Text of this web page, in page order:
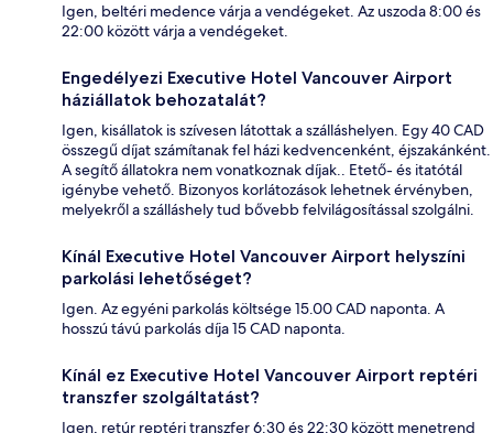
Igen, beltéri medence várja a vendégeket. Az uszoda 8:00 és
22:00 között várja a vendégeket.
Engedélyezi Executive Hotel Vancouver Airport
háziállatok behozatalát?
Igen, kisállatok is szívesen látottak a szálláshelyen. Egy 40 CAD
összegű díjat számítanak fel házi kedvencenként, éjszakánként.
A segítő állatokra nem vonatkoznak díjak.. Etető- és itatótál
igénybe vehető. Bizonyos korlátozások lehetnek érvényben,
melyekről a szálláshely tud bővebb felvilágosítással szolgálni.
Kínál Executive Hotel Vancouver Airport helyszíni
parkolási lehetőséget?
Igen. Az egyéni parkolás költsége 15.00 CAD naponta. A
hosszú távú parkolás díja 15 CAD naponta.
Kínál ez Executive Hotel Vancouver Airport reptéri
transzfer szolgáltatást?
Igen, retúr reptéri transzfer 6:30 és 22:30 között menetrend